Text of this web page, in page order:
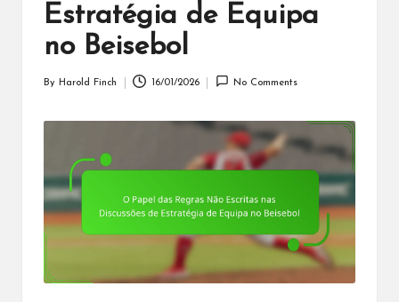
Estratégia de Equipa
no Beisebol
By Harold Finch 16/01/2026 No Comments